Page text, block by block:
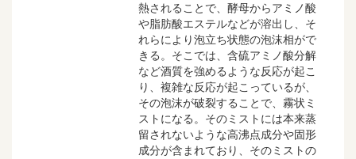
熱されることで、酵母からアミノ酸
や脂肪酸エステルなどが溶出し、そ
れらにより泡立ち状態の泡沫相がで
きる。そこでは、含硫アミノ酸分解
など酒質を強めるような反応が起こ
り、複雑な反応が起こっているが、
その泡沫が破裂することで、霧状ミ
ストになる。そのミストには本来蒸
留されないような高沸点成分や固形
成分が含まれており、そのミストの